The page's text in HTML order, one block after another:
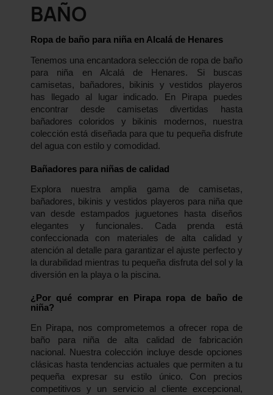
BAÑO
Ropa de baño para niña en Alcalá de Henares
Tenemos una encantadora selección de ropa de baño
para niña en Alcalá de Henares. Si buscas
camisetas, bañadores, bikinis y vestidos playeros
has llegado al lugar indicado. En Pirapa puedes
encontrar desde camisetas divertidas hasta
bañadores coloridos y bikinis modernos, nuestra
colección está diseñada para que tu pequeña disfrute
del agua con estilo y comodidad.
Bañadores para niñas de calidad
Explora nuestra amplia gama de camisetas,
bañadores, bikinis y vestidos playeros para niña que
van desde estampados juguetones hasta diseños
elegantes y funcionales. Cada prenda está
confeccionada con materiales de alta calidad y
atención al detalle para garantizar el ajuste perfecto y
la durabilidad mientras tu pequeña disfruta del sol y la
diversión en la playa o la piscina.
¿Por qué comprar en Pirapa ropa de baño de
niña?
En Pirapa, nos comprometemos a ofrecer ropa de
baño para niña de alta calidad de fabricación
nacional. Nuestra colección incluye desde opciones
clásicas hasta tendencias actuales que permiten a tu
pequeña expresar su estilo único. Con precios
competitivos y un servicio al cliente excepcional,